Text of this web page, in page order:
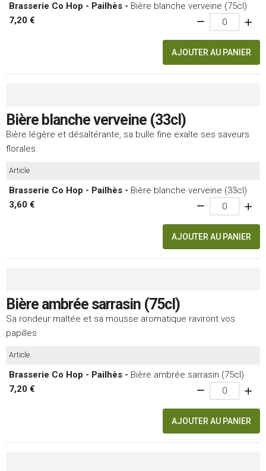
Brasserie Co Hop - Pailhès - Bière blanche verveine (75cl)
7,20 €
AJOUTER AU PANIER
Bière blanche verveine (33cl)
Bière légère et désaltérante, sa bulle fine exalte ses saveurs
florales.
Article
Brasserie Co Hop - Pailhès - Bière blanche verveine (33cl)
3,60 €
AJOUTER AU PANIER
Bière ambrée sarrasin (75cl)
Sa rondeur maltée et sa mousse aromatique raviront vos
papilles
Article
Brasserie Co Hop - Pailhès - Bière ambrée sarrasin (75cl)
7,20 €
AJOUTER AU PANIER